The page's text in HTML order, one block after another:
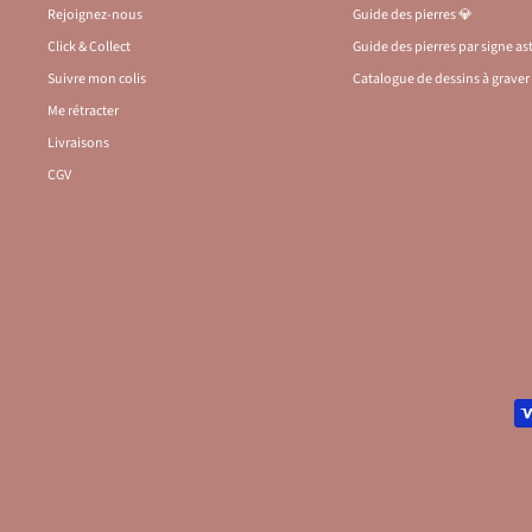
Rejoignez-nous
Click & Collect
Suivre mon colis
Me rétracter
Livraisons
CGV
Guide des pierres 💎
Guide des pierres par signe
Catalogue de dessins à
Les